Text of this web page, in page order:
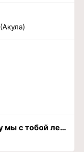
Лети сквозь сны Baby мы с тобой летаем